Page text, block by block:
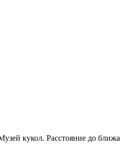
кукол. Расстояние до